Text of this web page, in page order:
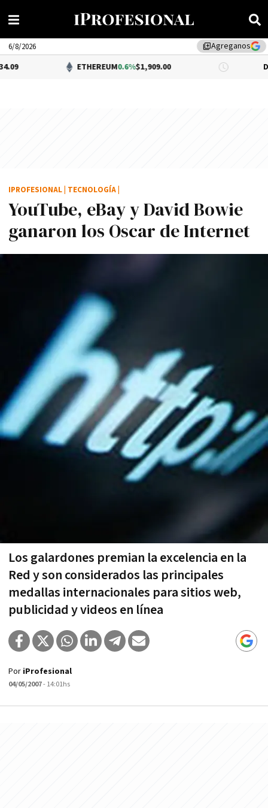
library_addAgreganos
6/8/2026
ETHEREUM0.6%$1,909.00 DÓLAR BNA
YouTube, eBay y David Bowie
ganaron los Oscar de Internet
Los galardones premian la excelencia en la
Red y son considerados las principales
medallas internacionales para sitios web,
publicidad y videos en lí­nea
IPROFESIONAL TECNOLOGÍA
Por iProfesional
04/05/2007- 14:01hs